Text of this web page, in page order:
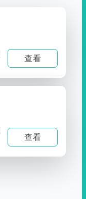
查看
查看